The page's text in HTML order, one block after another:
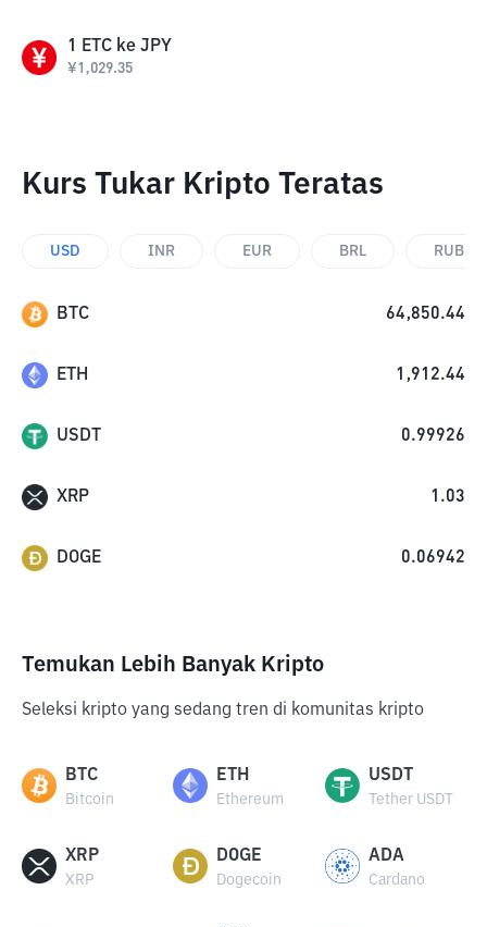
1 ETC ke JPY
¥1,029.35
Kurs Tukar Kripto Teratas
USD INR EUR BRL RUB
BTC 64,850.44
ETH 1,912.44
USDT 0.99926
XRP 1.03
DOGE 0.06942
Temukan Lebih Banyak Kripto
Seleksi kripto yang sedang tren di komunitas kripto
BTC
Bitcoin
ETH
Ethereum
USDT
Tether USDT
XRP
XRP
DOGE
Dogecoin
ADA
Cardano